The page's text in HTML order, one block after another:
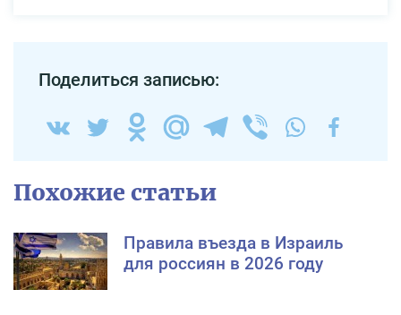
Поделиться записью:
Похожие статьи
Правила въезда в Израиль
для россиян в 2026 году